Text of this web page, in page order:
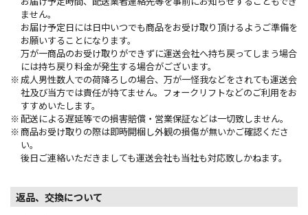
ません。
お届け予定日には日中いつでも商品をお受け取り頂けるようご準備を
お願いすることになります。
万が一商品のお受け取りができずに運送会社へ持ち戻ってしまう場合
には持ち戻り料金が発生する場合がございます。
成人男性数人での荷降ろしの場合、万が一怪我などをされても運送会
社及び当方では責任が持てません。フォークリフトなどのご利用をお
すすめいたします。
配送による遅延等での損害賠償・営業保証などは一切致しません。
商品お受け取りの際は即時開梱し外観の損傷が無いかご確認くださ
い。
後日ご連絡いただきましても運送会社も当社も対応致しかねます。
返品、交換について